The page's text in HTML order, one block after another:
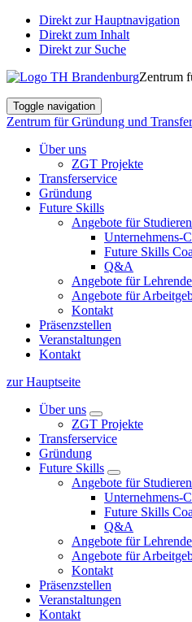
Direkt zur Hauptnavigation
Direkt zum Inhalt
Direkt zur Suche
Zentrum
Toggle navigation
Zentrum für Gründung und Transfer
Über uns
ZGT Projekte
Transferservice
Gründung
Future Skills
Angebote für
Unternehmens-
Future Skills
Q&A
Angebote für Lehrende
Angebote für
Kontakt
Präsenzstellen
Veranstaltungen
Kontakt
zur Hauptseite
Über uns
ZGT Projekte
Transferservice
Gründung
Future Skills
Angebote für
Unternehmens-
Future Skills
Q&A
Angebote für Lehrende
Angebote für
Kontakt
Präsenzstellen
Veranstaltungen
Kontakt